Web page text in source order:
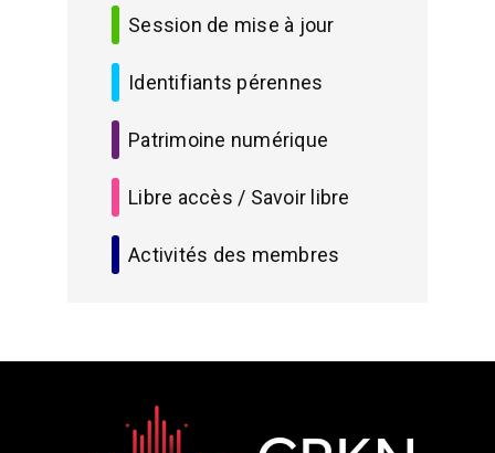
Session de mise à jour
Identifiants pérennes
Patrimoine numérique
Libre accès / Savoir libre
Activités des membres